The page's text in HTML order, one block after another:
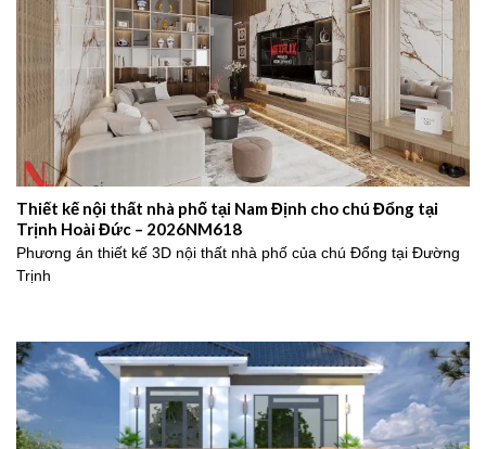
Thiết kế nội thất nhà phố tại Nam Định cho chú Đổng tại
Trịnh Hoài Đức – 2026NM618
Phương án thiết kế 3D nội thất nhà phố của chú Đổng tại Đường
Trịnh